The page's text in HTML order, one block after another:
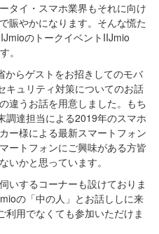
タイ・スマホ業界もそれに向け
賑やかになります。そんな慌た
のトークイベントIIJmio
。
らゲストをお招きしてのモバ
キュリティ対策についてのお話
違うお話を用意しました。もち
調達担当による2019年のスマホ
ー様による最新スマートフォン
ートフォンにご興味がある方皆
いかと思っています。
いするコーナーも設けておりま
の「中の人」とお話ししに来
用でなくても参加いただけま